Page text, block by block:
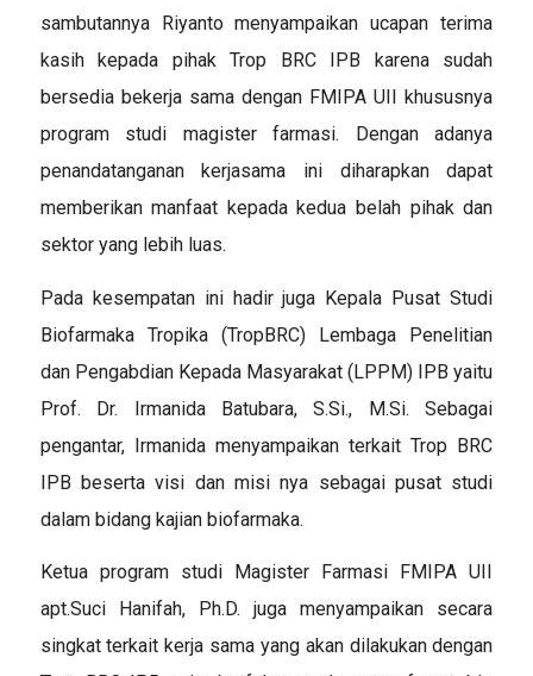
sambutannya Riyanto menyampaikan ucapan terima
kasih kepada pihak Trop BRC IPB karena sudah
bersedia bekerja sama dengan FMIPA UII khususnya
program studi magister farmasi. Dengan adanya
penandatanganan kerjasama ini diharapkan dapat
memberikan manfaat kepada kedua belah pihak dan
sektor yang lebih luas.
Pada kesempatan ini hadir juga Kepala Pusat Studi
Biofarmaka Tropika (TropBRC) Lembaga Penelitian
dan Pengabdian Kepada Masyarakat (LPPM) IPB yaitu
Prof. Dr. Irmanida Batubara, S.Si., M.Si. Sebagai
pengantar, Irmanida menyampaikan terkait Trop BRC
IPB beserta visi dan misi nya sebagai pusat studi
dalam bidang kajian biofarmaka.
Ketua program studi Magister Farmasi FMIPA UII
apt.Suci Hanifah, Ph.D. juga menyampaikan secara
singkat terkait kerja sama yang akan dilakukan dengan